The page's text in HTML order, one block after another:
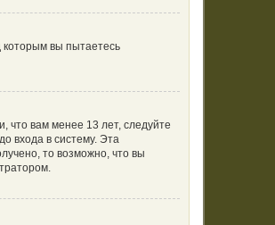
которым вы пытаетесь
что вам менее 13 лет, следуйте
входа в систему. Эта
то возможно, что вы